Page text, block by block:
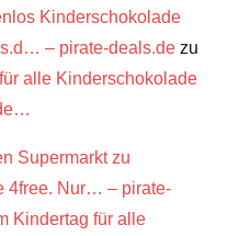
Kinderschokolade
– pirate-deals.de zu
alle Kinderschokolade
Supermarkt zu
4free. Nur… – pirate-
Kindertag für alle